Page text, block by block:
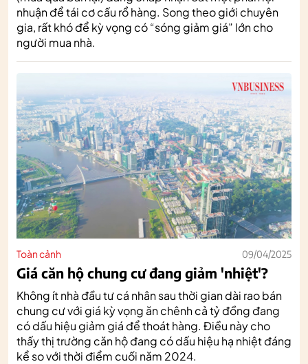
nhuận để tái cơ cấu rổ hàng. Song theo giới chuyên
gia, rất khó để kỳ vọng có “sóng giảm giá” lớn cho
người mua nhà.
Toàn cảnh 09/04/2025
Giá căn hộ chung cư đang giảm 'nhiệt'?
Không ít nhà đầu tư cá nhân sau thời gian dài rao bán
chung cư với giá kỳ vọng ăn chênh cả tỷ đồng đang
có dấu hiệu giảm giá để thoát hàng. Điều này cho
thấy thị trường căn hộ đang có dấu hiệu hạ nhiệt đáng
kể so với thời điểm cuối năm 2024.